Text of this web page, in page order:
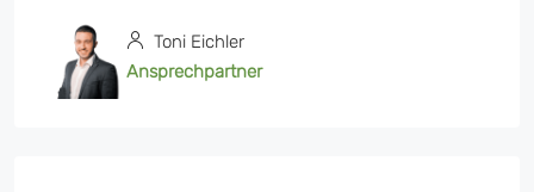
Toni Eichler
Ansprechpartner